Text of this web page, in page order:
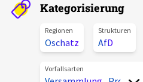
Kategorisierung
Regionen
Oschatz
Strukturen
AfD
Vorfallsarten